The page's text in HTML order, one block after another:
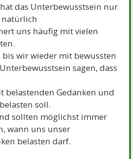
das Unterbewusstsein nur
natürlich
uns häufig mit vielen
bis wir wieder mit bewussten
sagen, dass
Gedanken und
soll.
sollten möglichst immer
wann uns unser
belasten darf.